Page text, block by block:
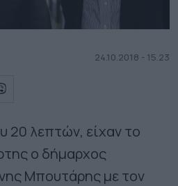
24.10.2018 - 15.23
20 λεπτών, είχαν το
ο δήμαρχος
Μπουτάρης με τον